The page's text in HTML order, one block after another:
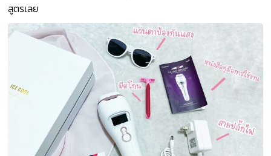
สูตรเลย